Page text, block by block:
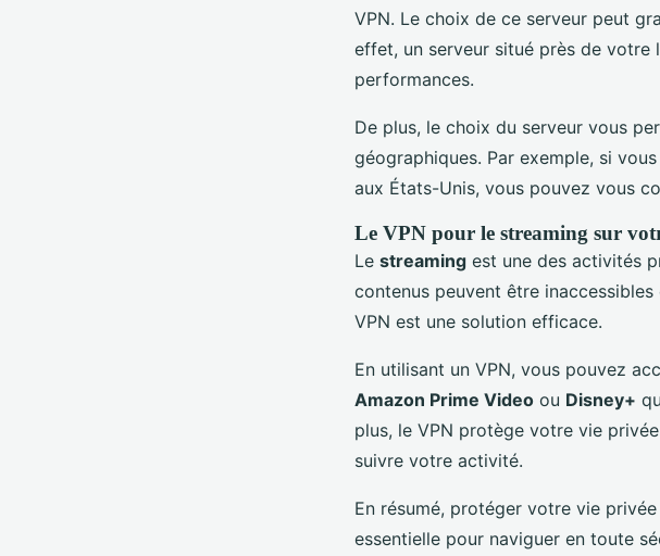
VPN. Le choix de ce serveur peut
effet, un serveur situé près de votre
performances.
De plus, le choix du serveur vous
géographiques. Par exemple, si
aux États-Unis, vous pouvez vous
Le VPN pour le streaming sur
Le streaming est une des activités
contenus peuvent être
VPN est une solution efficace.
En utilisant un VPN, vous pouvez
Amazon Prime Video ou Disney+
plus, le VPN protège votre vie
suivre votre activité.
En résumé, protéger votre vie
essentielle pour naviguer en toute